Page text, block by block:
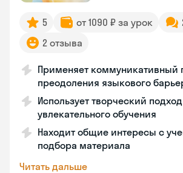
5 от 1090 ₽ за урок
2 отзыва
Применяет коммуникативный
преодоления языкового
Использует творческий
увлекательного обучения
Находит общие интересы с
подбора материала
Читать дальше